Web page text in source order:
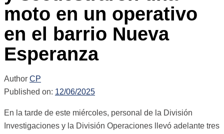
moto en un operativo
en el barrio Nueva
Esperanza
Author CP
Published on: 12/06/2025
En la tarde de este miércoles, personal de la División
Investigaciones y la División Operaciones llevó adelante tres